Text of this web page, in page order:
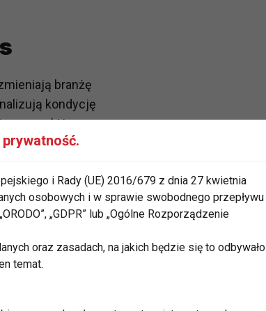
branżę
kondycję
zegarki i
kaloriach, a
kiedykolwiek
technikę
ruchu. W
punkty ciała i
i Rady (UE) 2016/679 z dnia 27 kwietnia
osobowych i w sprawie swobodnego przepływu
„GDPR” lub „Ogólne Rozporządzenie
oraz zasadach, na jakich będzie się to odbywało
temat.